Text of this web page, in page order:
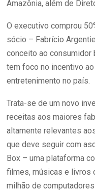
Amazônia, além de
O executivo comprou
sócio – Fabrício
conceito ao
tem foco no incentivo
entretenimento no país.
Trata-se de um novo
receitas aos maiores
altamente relevantes
que deve seguir com
Box – uma plataforma
filmes, músicas e livros
milhão de computadores